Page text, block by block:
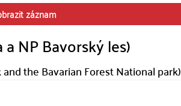
záznam
NP Bavorský les)
the Bavarian Forest National park)